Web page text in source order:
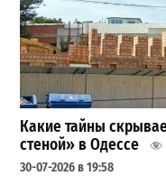
Какие тайны
стеной» в Одессе
30-07-2026 в 19:58